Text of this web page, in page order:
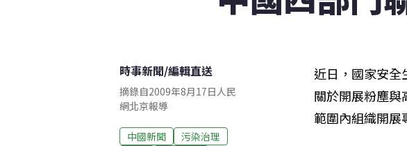
時事新聞/編輯直送
摘錄自2009年8月17日人民
網北京報導
中國新聞
污染治理
近日，國家安
關於開展粉塵與
範圍內組織開展